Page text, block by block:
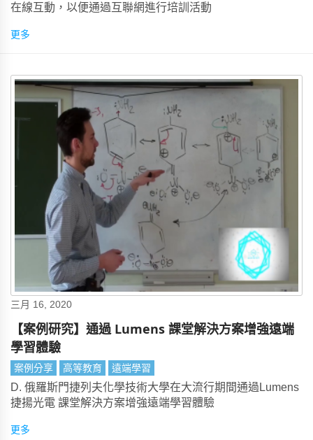
在線互動，以便通過互聯網進行培訓活動
更多
三月 16, 2020
【案例研究】通過 Lumens 課堂解決方案增強遠端
學習體驗
案例分享 高等教育 遠端學習
D. 俄羅斯門捷列夫化學技術大學在大流行期間通過Lumens
捷揚光電 課堂解決方案增強遠端學習體驗
更多